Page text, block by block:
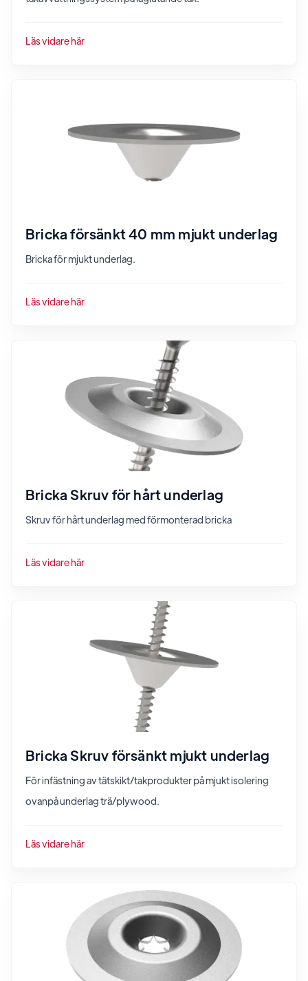
Läs vidare här
Bricka försänkt 40 mm mjukt underlag
Bricka för mjukt underlag.
Läs vidare här
Bricka Skruv för hårt underlag
Skruv för hårt underlag med förmonterad bricka
Läs vidare här
Bricka Skruv försänkt mjukt underlag
För infästning av tätskikt/takprodukter på mjukt isolering
ovanpå underlag trä/plywood.
Läs vidare här